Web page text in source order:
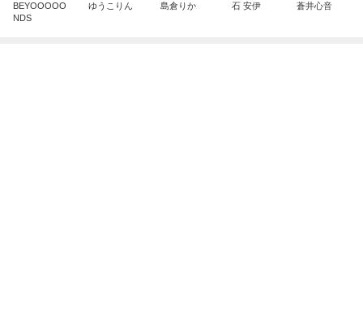
BEYOOOOO
NDS
ゆうこりん 島倉りか 石 安伊 蒼井心音